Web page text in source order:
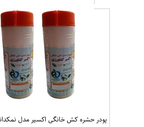
پودر حشره کش خانگی اکسیر مدل نمکدانی